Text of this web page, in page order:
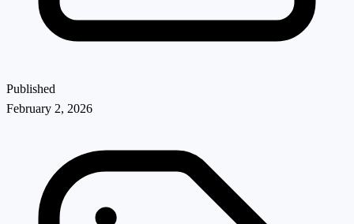
Published
February 2, 2026